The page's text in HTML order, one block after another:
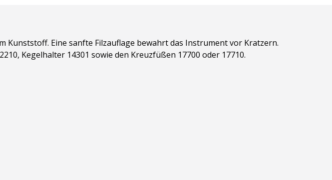
Eine sanfte Filzauflage bewahrt das Instrument vor Kratzern.
Kegelhalter 14301 sowie den Kreuzfüßen 17700 oder 17710.